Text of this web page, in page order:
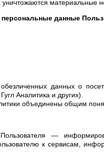
материальные
данные
данных о
Аналитика и других).
объединены общим
—
к сервисам,